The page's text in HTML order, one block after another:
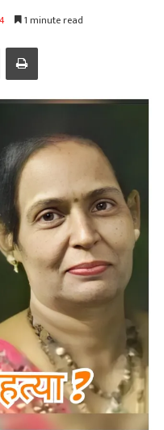
1 minute read
Share via Email Print